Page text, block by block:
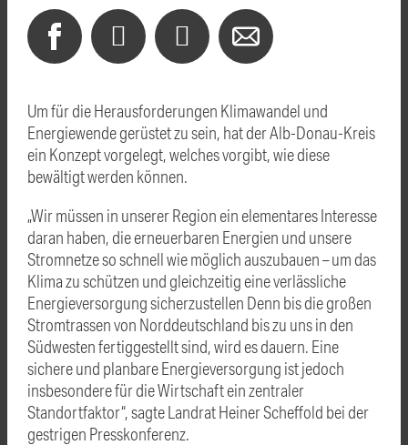
Um für die Herausforderungen Klimawandel und
Energiewende gerüstet zu sein, hat der Alb-Donau-Kreis
ein Konzept vorgelegt, welches vorgibt, wie diese
bewältigt werden können.
„Wir müssen in unserer Region ein elementares Interesse
daran haben, die erneuerbaren Energien und unsere
Stromnetze so schnell wie möglich auszubauen – um das
Klima zu schützen und gleichzeitig eine verlässliche
Energieversorgung sicherzustellen Denn bis die großen
Stromtrassen von Norddeutschland bis zu uns in den
Südwesten fertiggestellt sind, wird es dauern. Eine
sichere und planbare Energieversorgung ist jedoch
insbesondere für die Wirtschaft ein zentraler
Standortfaktor“, sagte Landrat Heiner Scheffold bei der
gestrigen Presskonferenz.